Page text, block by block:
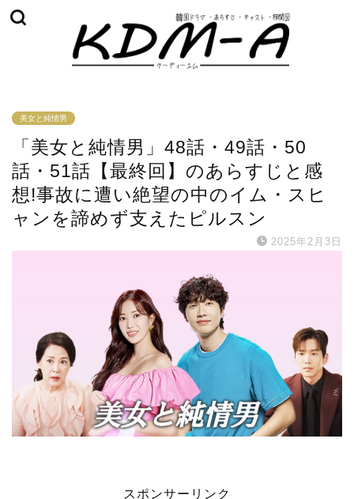
美女と純情男
「美女と純情男」48話・49話・50
話・51話【最終回】のあらすじと感
想!事故に遭い絶望の中のイム・スヒ
ャンを諦めず支えたピルスン
2025年2月3日
スポンサーリンク